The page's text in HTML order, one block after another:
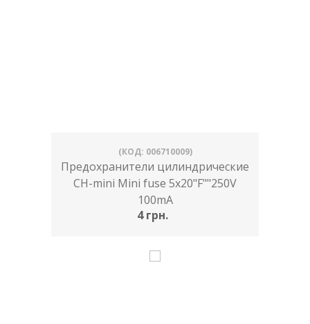
(КОД: 006710009)
Предохранители цилиндрические
CH-mini Mini fuse 5x20"F""250V
100mA
4 грн.